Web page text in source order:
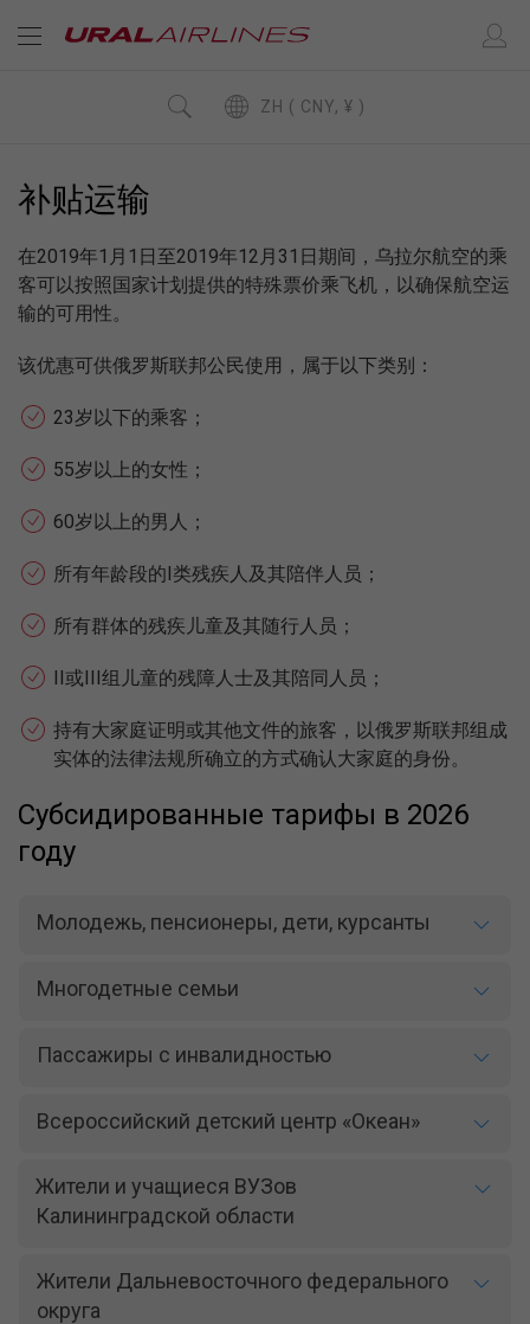
ZH ( CNY, ¥ )
补贴运输
在2019年1月1日至2019年12月31日期间，乌拉尔航空的乘
客可以按照国家计划提供的特殊票价乘飞机，以确保航空运
输的可用性。
该优惠可供俄罗斯联邦公民使用，属于以下类别：
23岁以下的乘客；
55岁以上的女性；
60岁以上的男人；
所有年龄段的I类残疾人及其陪伴人员；
所有群体的残疾儿童及其随行人员；
II或III组儿童的残障人士及其陪同人员；
持有大家庭证明或其他文件的旅客，以俄罗斯联邦组成
实体的法律法规所确立的方式确认大家庭的身份。
Субсидированные тарифы в 2026
году
Молодежь, пенсионеры, дети, курсанты
Многодетные семьи
Пассажиры с инвалидностью
Всероссийский детский центр «Океан»
Жители и учащиеся ВУЗов
Калининградской области
Жители Дальневосточного федерального
округа